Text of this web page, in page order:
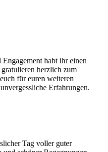
habt ihr einen
herzlich zum
für euren weiteren
Erfahrungen.
Tag voller guter